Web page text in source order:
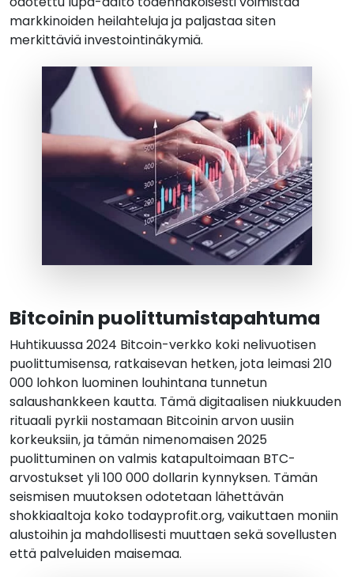
markkinoiden heilahteluja ja paljastaa siten
merkittäviä investointinäkymiä.
Bitcoinin puolittumistapahtuma
Huhtikuussa 2024 Bitcoin-verkko koki nelivuotisen
puolittumisensa, ratkaisevan hetken, jota leimasi 210
000 lohkon luominen louhintana tunnetun
salaushankkeen kautta. Tämä digitaalisen niukkuuden
rituaali pyrkii nostamaan Bitcoinin arvon uusiin
korkeuksiin, ja tämän nimenomaisen 2025
puolittuminen on valmis katapultoimaan BTC-
arvostukset yli 100 000 dollarin kynnyksen. Tämän
seismisen muutoksen odotetaan lähettävän
shokkiaaltoja koko todayprofit.org, vaikuttaen moniin
alustoihin ja mahdollisesti muuttaen sekä sovellusten
että palveluiden maisemaa.